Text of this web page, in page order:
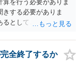
を行う必要がありま
する必要がありま
るとしてどの程度の金
全終了するか